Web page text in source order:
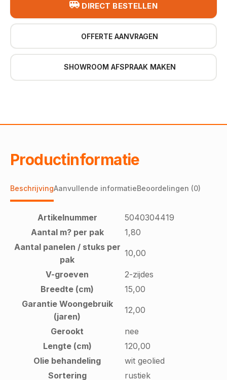
DIRECT BESTELLEN
OFFERTE AANVRAGEN
SHOWROOM AFSPRAAK MAKEN
Productinformatie
BeschrijvingAanvullende informatieBeoordelingen (0)
Artikelnummer
5040304419
Aantal m? per pak
1,80
Aantal panelen / stuks per
pak
10,00
V-groeven
2-zijdes
Breedte (cm)
15,00
Garantie Woongebruik
(jaren)
12,00
Gerookt
nee
Lengte (cm)
120,00
Olie behandeling
wit geolied
Sortering
rustiek